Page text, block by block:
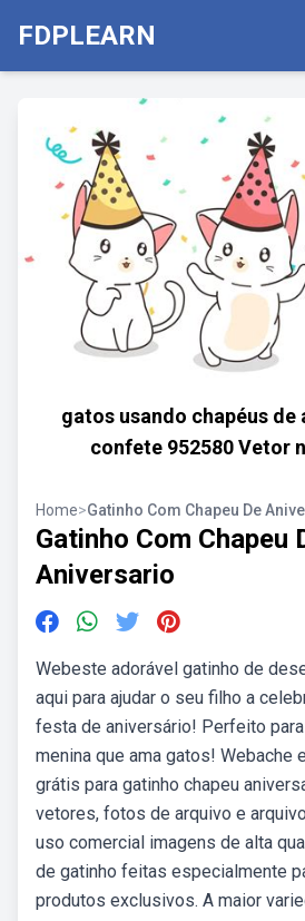
FDPLEARN
gatos usando chapéus de
confete 952580 Vetor
Home>Gatinho Com Chapeu De
Gatinho Com Chapeu
Aniversario
Webeste adorável gatinho de
aqui para ajudar o seu filho a
festa de aniversário! Perfeito
menina que ama gatos! Webache
grátis para gatinho chapeu
vetores, fotos de arquivo e
uso comercial imagens de alta
de gatinho feitas especialmente
produtos exclusivos. A maior